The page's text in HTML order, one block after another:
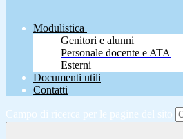
Modulistica
Genitori e alunni
Personale docente e ATA
Esterni
Documenti utili
Contatti
Campo di ricerca per le pagine del sito